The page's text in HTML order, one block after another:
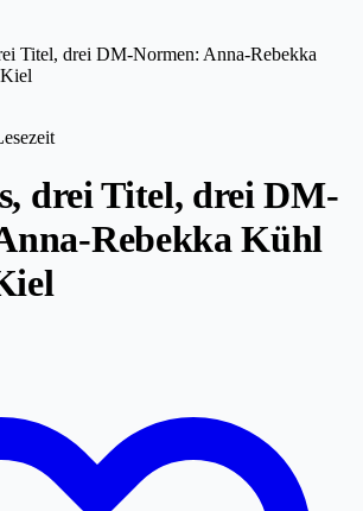
Titel, drei DM-Normen: Anna-Rebekka
drei Titel, drei DM-
Rebekka Kühl